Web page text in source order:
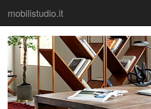
mobilistudio.it